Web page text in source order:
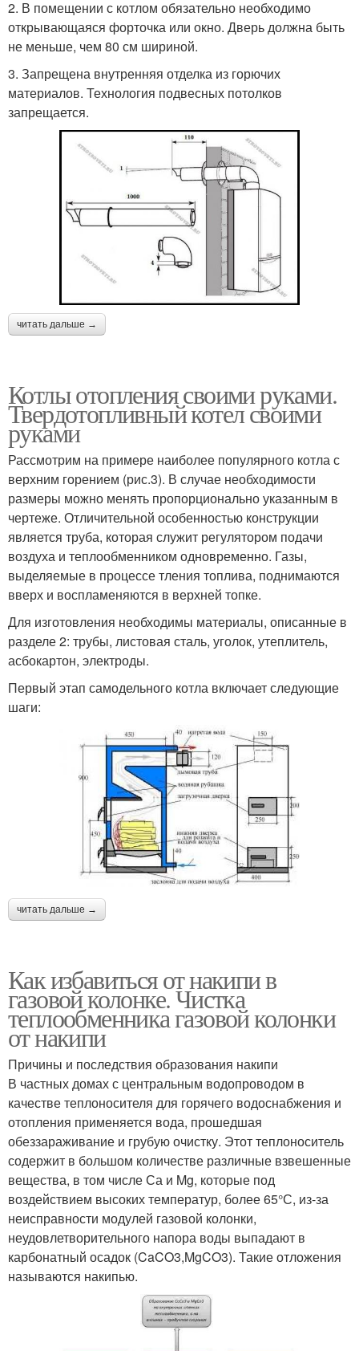
2. В помещении с котлом обязательно необходимо
открывающаяся форточка или окно. Дверь должна быть
не меньше, чем 80 см шириной.
3. Запрещена внутренняя отделка из горючих
материалов. Технология подвесных потолков
запрещается.
читать дальше →
Котлы отопления своими руками.
Твердотопливный котел своими
руками
Рассмотрим на примере наиболее популярного котла с
верхним горением (рис.3). В случае необходимости
размеры можно менять пропорционально указанным в
чертеже. Отличительной особенностью конструкции
является труба, которая служит регулятором подачи
воздуха и теплообменником одновременно. Газы,
выделяемые в процессе тления топлива, поднимаются
вверх и воспламеняются в верхней топке.
Для изготовления необходимы материалы, описанные в
разделе 2: трубы, листовая сталь, уголок, утеплитель,
асбокартон, электроды.
Первый этап самодельного котла включает следующие
шаги:
читать дальше →
Как избавиться от накипи в
газовой колонке. Чистка
теплообменника газовой колонки
от накипи
Причины и последствия образования накипи
В частных домах с центральным водопроводом в
качестве теплоносителя для горячего водоснабжения и
отопления применяется вода, прошедшая
обеззараживание и грубую очистку. Этот теплоноситель
содержит в большом количестве различные взвешенные
вещества, в том числе Са и Mg, которые под
воздействием высоких температур, более 65°С, из-за
неисправности модулей газовой колонки,
неудовлетворительного напора воды выпадают в
карбонатный осадок (CaCO3,MgCO3). Такие отложения
называются накипью.